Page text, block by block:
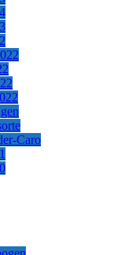
Caro